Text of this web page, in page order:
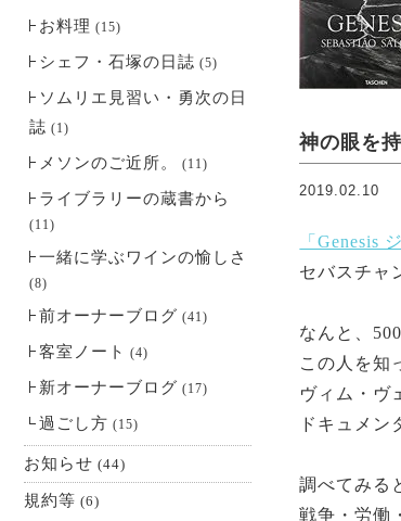
神の眼を
2019.02.10
「Genesis
セバスチャ
なんと、
この人を知
ヴィム・ヴ
ドキュメン
調べてみる
戦争・労働
お料理 (15)
シェフ・石塚の日誌 (5)
ソムリエ見習い・勇次の日
誌 (1)
メソンのご近所。 (11)
ライブラリーの蔵書から
(11)
一緒に学ぶワインの愉しさ
(8)
前オーナーブログ (41)
客室ノート (4)
新オーナーブログ (17)
過ごし方 (15)
お知らせ (44)
規約等 (6)